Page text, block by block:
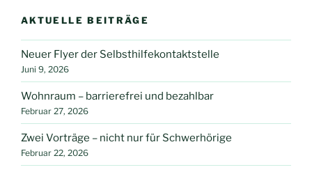
AKTUELLE BEITRÄGE
Neuer Flyer der Selbsthilfekontaktstelle
Juni 9, 2026
Wohnraum – barrierefrei und bezahlbar
Februar 27, 2026
Zwei Vorträge – nicht nur für Schwerhörige
Februar 22, 2026